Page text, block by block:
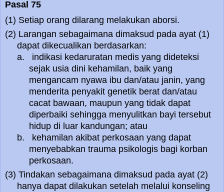
Pasal 75
(1) Setiap orang dilarang melakukan aborsi.
(2) Larangan sebagaimana dimaksud pada ayat (1)
dapat dikecualikan berdasarkan:
a. indikasi kedaruratan medis yang dideteksi
sejak usia dini kehamilan, baik yang
mengancam nyawa ibu dan/atau janin, yang
menderita penyakit genetik berat dan/atau
cacat bawaan, maupun yang tidak dapat
diperbaiki sehingga menyulitkan bayi tersebut
hidup di luar kandungan; atau
b. kehamilan akibat perkosaan yang dapat
menyebabkan trauma psikologis bagi korban
perkosaan.
(3) Tindakan sebagaimana dimaksud pada ayat (2)
hanya dapat dilakukan setelah melalui konseling